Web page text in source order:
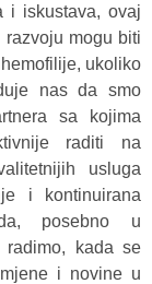
i iskustava, ovaj
mogu biti
ukoliko
nas da smo
sa kojima
raditi na
usluga
i kontinuirana
posebno u
kada se
i novine u